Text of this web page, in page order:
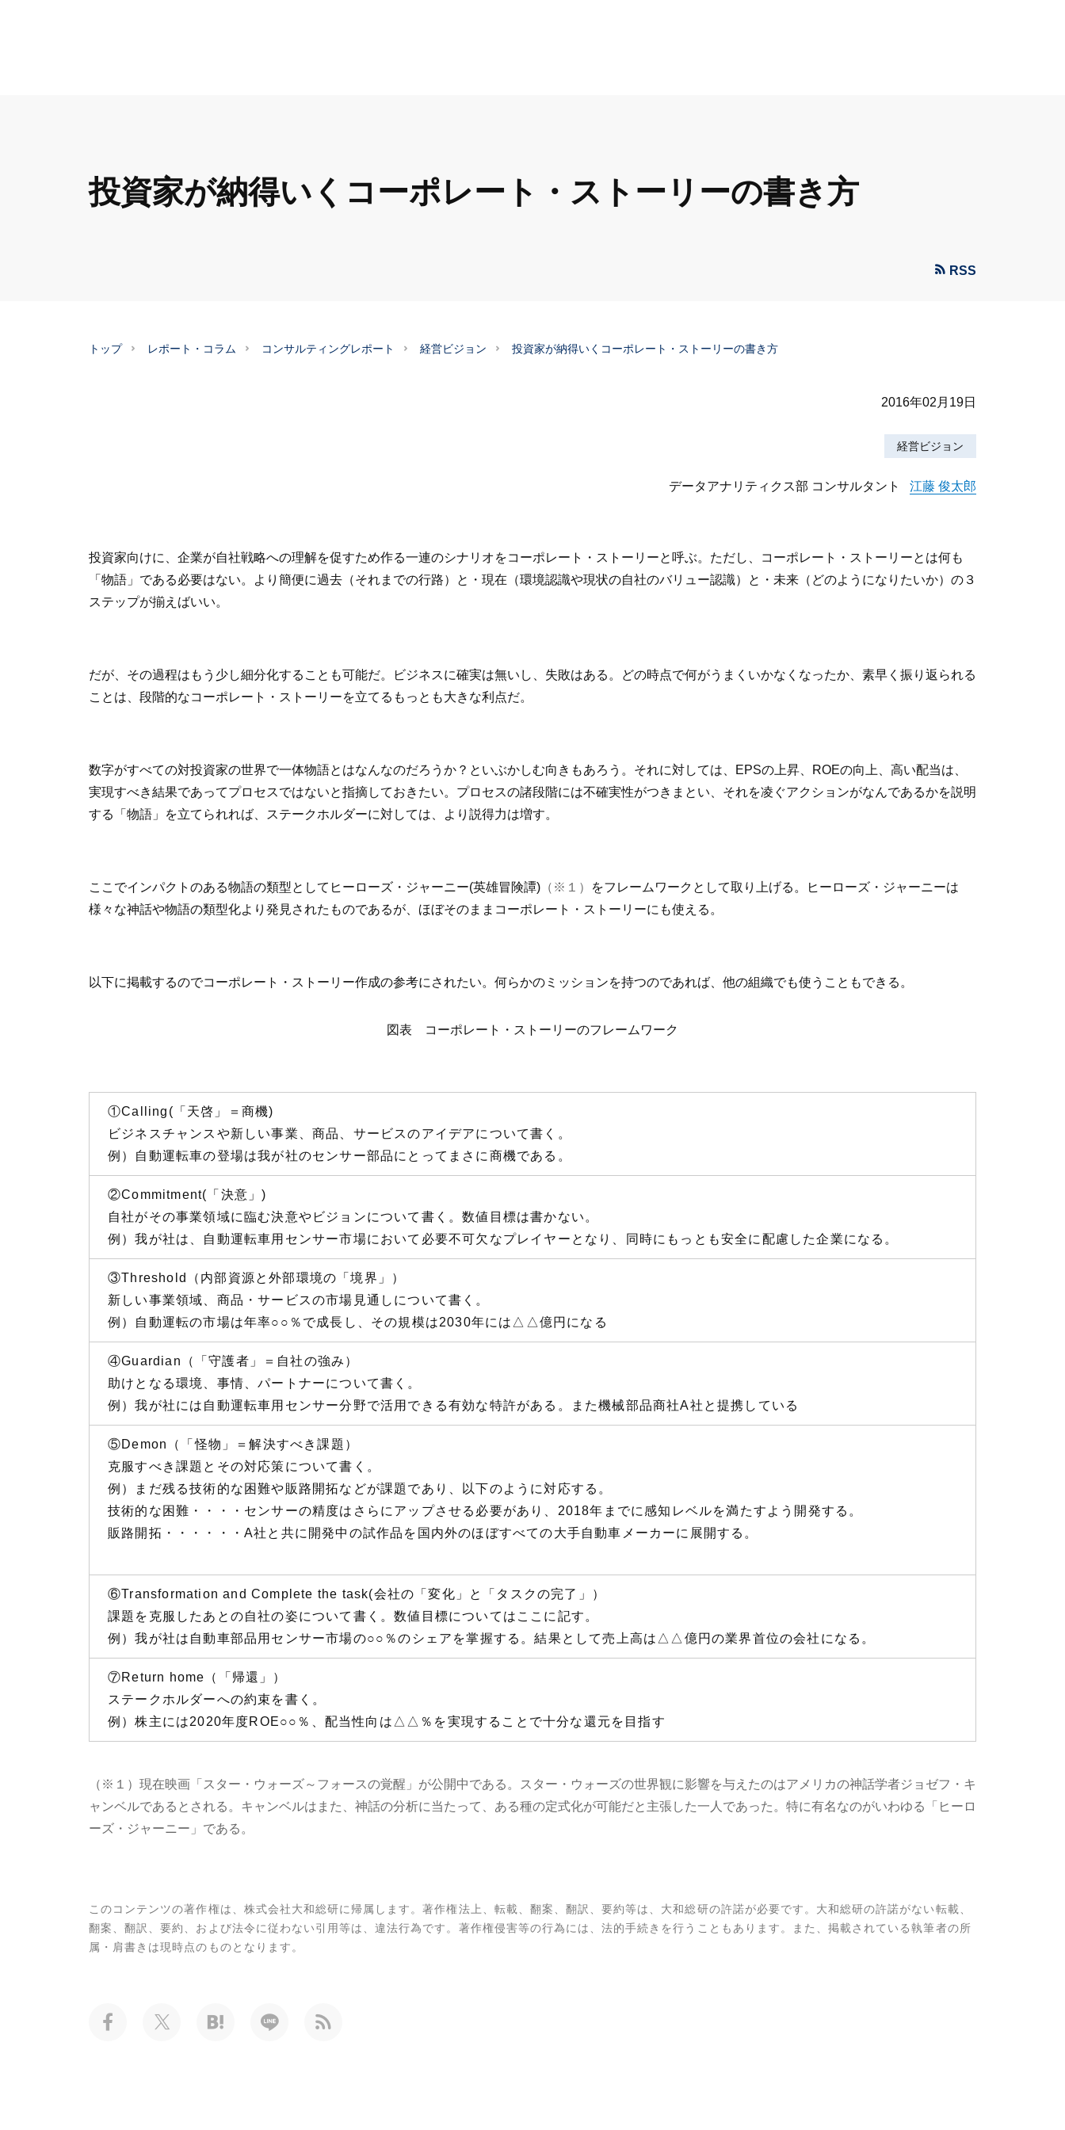
投資家が納得いくコーポレート・ストーリーの書き方
RSS
トップ レポート・コラム コンサルティングレポート 経営ビジョン 投資家が納得いくコーポレート・ストーリーの書き方
2016年02月19日
経営ビジョン
データアナリティクス部 コンサルタント 江藤 俊太郎
投資家向けに、企業が自社戦略への理解を促すため作る一連のシナリオをコーポレート・ストーリーと呼ぶ。ただし、コーポレート・ストーリーとは何も
「物語」である必要はない。より簡便に過去（それまでの行路）と・現在（環境認識や現状の自社のバリュー認識）と・未来（どのようになりたいか）の３
ステップが揃えばいい。
だが、その過程はもう少し細分化することも可能だ。ビジネスに確実は無いし、失敗はある。どの時点で何がうまくいかなくなったか、素早く振り返られる
ことは、段階的なコーポレート・ストーリーを立てるもっとも大きな利点だ。
数字がすべての対投資家の世界で一体物語とはなんなのだろうか？といぶかしむ向きもあろう。それに対しては、EPSの上昇、ROEの向上、高い配当は、
実現すべき結果であってプロセスではないと指摘しておきたい。プロセスの諸段階には不確実性がつきまとい、それを凌ぐアクションがなんであるかを説明
する「物語」を立てられれば、ステークホルダーに対しては、より説得力は増す。
ここでインパクトのある物語の類型としてヒーローズ・ジャーニー(英雄冒険譚) （※１）
をフレームワークとして取り上げる。ヒーローズ・ジャーニーは
様々な神話や物語の類型化より発見されたものであるが、ほぼそのままコーポレート・ストーリーにも使える。
以下に掲載するのでコーポレート・ストーリー作成の参考にされたい。何らかのミッションを持つのであれば、他の組織でも使うこともできる。
図表 コーポレート・ストーリーのフレームワーク
①Calling(「天啓」＝商機)
ビジネスチャンスや新しい事業、商品、サービスのアイデアについて書く。
例）自動運転車の登場は我が社のセンサー部品にとってまさに商機である。
②Commitment(「決意」)
自社がその事業領域に臨む決意やビジョンについて書く。数値目標は書かない。
例）我が社は、自動運転車用センサー市場において必要不可欠なプレイヤーとなり、同時にもっとも安全に配慮した企業になる。
③Threshold（内部資源と外部環境の「境界」）
新しい事業領域、商品・サービスの市場見通しについて書く。
例）自動運転の市場は年率○○％で成長し、その規模は2030年には△△億円になる
④Guardian（「守護者」＝自社の強み）
助けとなる環境、事情、パートナーについて書く。
例）我が社には自動運転車用センサー分野で活用できる有効な特許がある。また機械部品商社A社と提携している
⑤Demon（「怪物」＝解決すべき課題）
克服すべき課題とその対応策について書く。
例）まだ残る技術的な困難や販路開拓などが課題であり、以下のように対応する。
技術的な困難・・・・センサーの精度はさらにアップさせる必要があり、2018年までに感知レベルを満たすよう開発する。
販路開拓・・・・・・A社と共に開発中の試作品を国内外のほぼすべての大手自動車メーカーに展開する。
⑥Transformation and Complete the task(会社の「変化」と「タスクの完了」）
課題を克服したあとの自社の姿について書く。数値目標についてはここに記す。
例）我が社は自動車部品用センサー市場の○○％のシェアを掌握する。結果として売上高は△△億円の業界首位の会社になる。
⑦Return home（「帰還」）
ステークホルダーへの約束を書く。
例）株主には2020年度ROE○○％、配当性向は△△％を実現することで十分な還元を目指す
（※１）現在映画「スター・ウォーズ～フォースの覚醒」が公開中である。スター・ウォーズの世界観に影響を与えたのはアメリカの神話学者ジョゼフ・キ
ャンベルであるとされる。キャンベルはまた、神話の分析に当たって、ある種の定式化が可能だと主張した一人であった。特に有名なのがいわゆる「ヒーロ
ーズ・ジャーニー」である。
このコンテンツの著作権は、株式会社大和総研に帰属します。著作権法上、転載、翻案、翻訳、要約等は、大和総研の許諾が必要です。大和総研の許諾がない転載、
翻案、翻訳、要約、および法令に従わない引用等は、違法行為です。著作権侵害等の行為には、法的手続きを行うこともあります。また、掲載されている執筆者の所
属・肩書きは現時点のものとなります。